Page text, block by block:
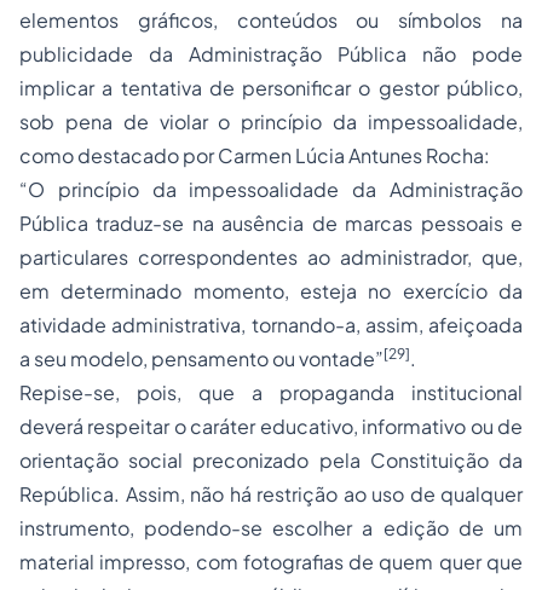
elementos gráficos, conteúdos ou símbolos na
publicidade da Administração Pública não pode
implicar a tentativa de personificar o gestor público,
sob pena de violar o princípio da impessoalidade,
como destacado por Carmen Lúcia Antunes Rocha:
“O princípio da impessoalidade da Administração
Pública traduz-se na ausência de marcas pessoais e
particulares correspondentes ao administrador, que,
em determinado momento, esteja no exercício da
atividade administrativa, tornando-a, assim, afeiçoada
a seu modelo, pensamento ou vontade”[29].
Repise-se, pois, que a propaganda institucional
deverá respeitar o caráter educativo, informativo ou de
orientação social preconizado pela Constituição da
República. Assim, não há restrição ao uso de qualquer
instrumento, podendo-se escolher a edição de um
material impresso, com fotografias de quem quer que